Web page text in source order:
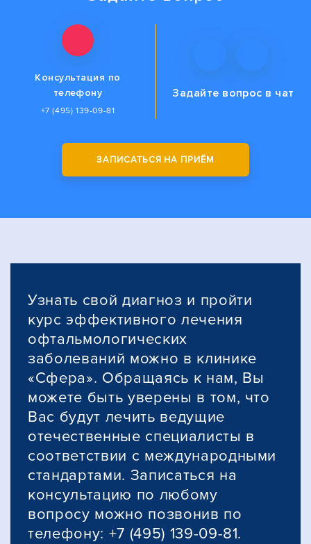
Консультация по
телефону
+7 (495) 139-09-81
Задайте вопрос в чат
ЗАПИСАТЬСЯ НА ПРИЁМ
Узнать свой диагноз и пройти
курс эффективного лечения
офтальмологических
заболеваний можно в клинике
«Сфера». Обращаясь к нам, Вы
можете быть уверены в том, что
Вас будут лечить ведущие
отечественные специалисты в
соответствии с международными
стандартами. Записаться на
консультацию по любому
вопросу можно позвонив по
телефону: +7 (495) 139-09-81.